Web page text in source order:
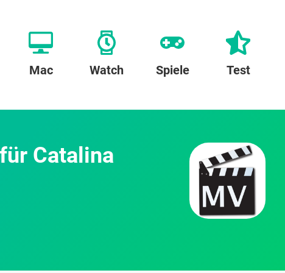
Mac Watch Spiele Test
Catalina